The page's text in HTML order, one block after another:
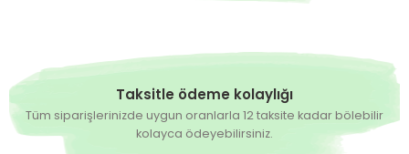
Taksitle ödeme kolaylığı
Tüm siparişlerinizde uygun oranlarla 12 taksite kadar bölebilir
kolayca ödeyebilirsiniz.